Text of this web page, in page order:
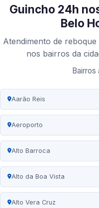
Guincho 24h
Belo
Atendimento de
nos bairros da
Aarão Reis
Aeroporto
Alto Barroca
Alto da Boa Vista
Alto Vera Cruz